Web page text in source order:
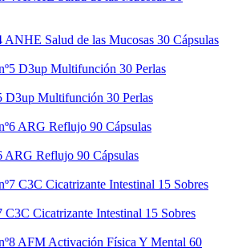
ANHE Salud de las Mucosas 30 Cápsulas
D3up Multifunción 30 Perlas
ARG Reflujo 90 Cápsulas
C3C Cicatrizante Intestinal 15 Sobres